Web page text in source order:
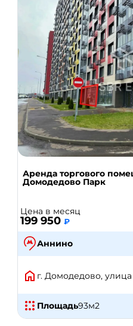
Аренда торгового
Домодедово Парк
Цена в месяц
199 950 ₽
Аннино
г. Домодедово,
Площадь93м2